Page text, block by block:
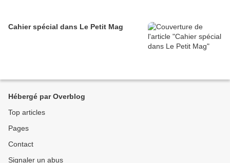
Cahier spécial dans Le Petit Mag
Hébergé par Overblog
Top articles
Pages
Contact
Signaler un abus